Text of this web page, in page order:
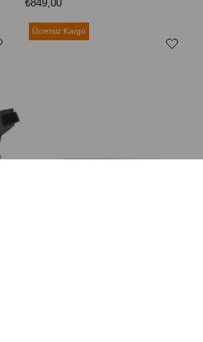
₺849,00
Ücretsiz Kargo